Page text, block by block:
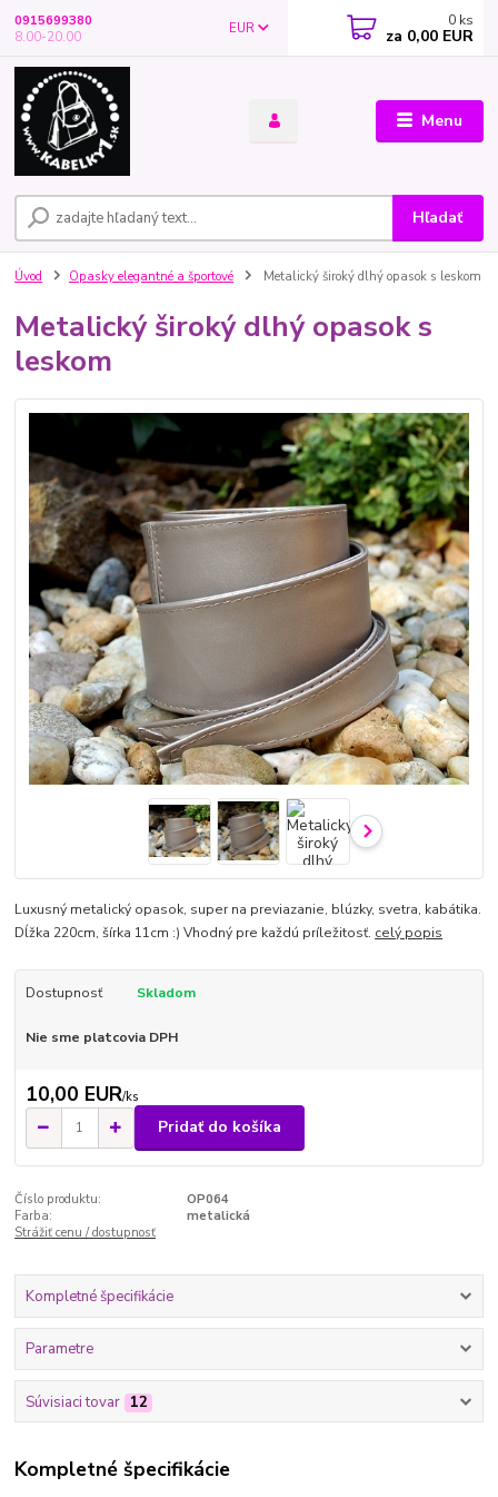
Menu
EUR
Hľadať
0915699380
8.00-20.00
0 ks
za 0,00 EUR
Úvod Opasky elegantné a športové Metalický široký dlhý opasok s leskom
Metalický široký dlhý opasok s
leskom
Luxusný metalický opasok, super na previazanie, blúzky, svetra, kabátika.
Dĺžka 220cm, šírka 11cm :) Vhodný pre každú príležitosť. celý popis
Dostupnosť Skladom
Nie sme platcovia DPH
10,00 EUR/ks
Pridať do košíka
Číslo produktu:
OP064
Farba:
metalická
Strážiť cenu / dostupnosť
Kompletné špecifikácie
Parametre
Súvisiaci tovar 12
Kompletné špecifikácie